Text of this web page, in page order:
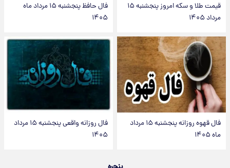
قیمت طلا و سکه امروز پنجشنبه ۱۵
مرداد ۱۴۰۵
فال حافظ پنجشنبه ۱۵ مرداد ماه
۱۴۰۵
فال قهوه روزانه پنجشنبه ۱۵ مرداد
ماه ۱۴۰۵
فال روزانه واقعی پنجشنبه ۱۵ مرداد
۱۴۰۵